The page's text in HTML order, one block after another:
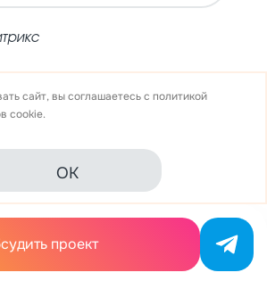
указать, как именно будут
сущности между двумя системами:
статусы заказов (например,
1С и «Новый заказ» на сайте).
по номенклатуре,
проект
сайт, вы соглашаетесь с политикой
cookie.
OK